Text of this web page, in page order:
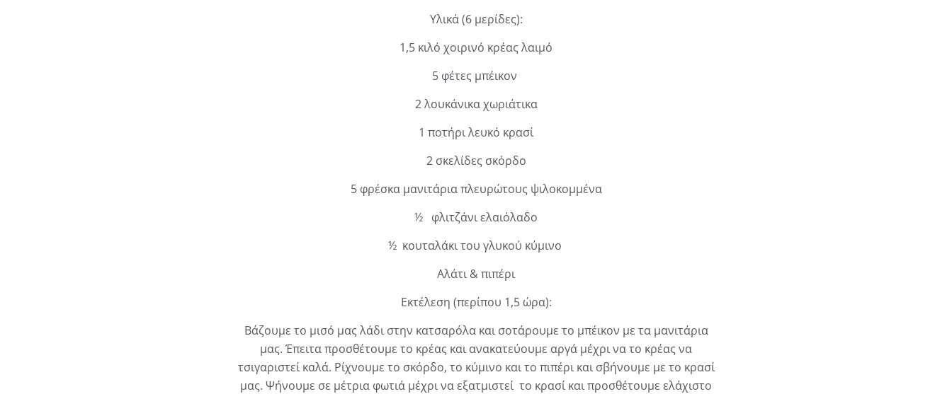
Υλικά (6 μερίδες):
1,5 κιλό χοιρινό κρέας λαιμό
5 φέτες μπέικον
2 λουκάνικα χωριάτικα
1 ποτήρι λευκό κρασί
2 σκελίδες σκόρδο
5 φρέσκα μανιτάρια πλευρώτους ψιλοκομμένα
½ φλιτζάνι ελαιόλαδο
½ κουταλάκι του γλυκού κύμινο
Αλάτι & πιπέρι
Εκτέλεση (περίπου 1,5 ώρα):
Βάζουμε το μισό μας λάδι στην κατσαρόλα και σοτάρουμε το μπέικον με τα μανιτάρια
μας. Έπειτα προσθέτουμε το κρέας και ανακατεύουμε αργά μέχρι να το κρέας να
τσιγαριστεί καλά. Ρίχνουμε το σκόρδο, το κύμινο και το πιπέρι και σβήνουμε με το κρασί
μας. Ψήνουμε σε μέτρια φωτιά μέχρι να εξατμιστεί το κρασί και προσθέτουμε ελάχιστο